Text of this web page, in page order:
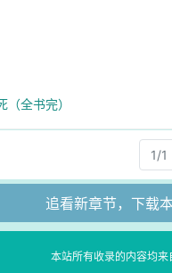
全书完）
1/1
追看新章节，下载
本站所有收录的内容均来